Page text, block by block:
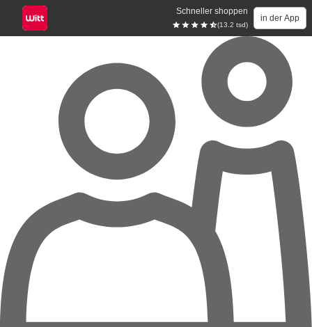
Schneller shoppen
(13.2 tsd)
in der App